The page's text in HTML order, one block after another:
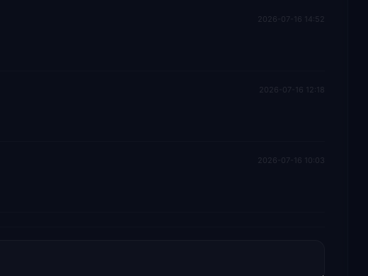
2026-07-16 14:52
2026-07-16 12:18
2026-07-16 10:03